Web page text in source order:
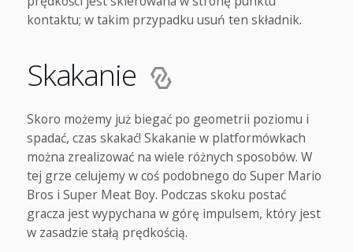
kontaktu; w takim przypadku usuń ten składnik.
Skakanie
Skoro możemy już biegać po geometrii poziomu i
spadać, czas skakać! Skakanie w platformówkach
można zrealizować na wiele różnych sposobów. W
tej grze celujemy w coś podobnego do Super Mario
Bros i Super Meat Boy. Podczas skoku postać
gracza jest wypychana w górę impulsem, który jest
w zasadzie stałą prędkością.